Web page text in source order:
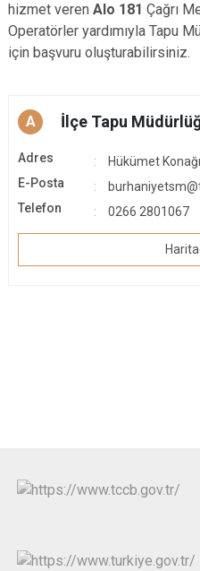
hizmet veren Alo 181 Çağrı
Operatörler yardımıyla Tapu
için başvuru oluşturabilirsiniz.
A İlçe Tapu
Adres
Hükümet
E-Posta
Telefon
0266 2801067